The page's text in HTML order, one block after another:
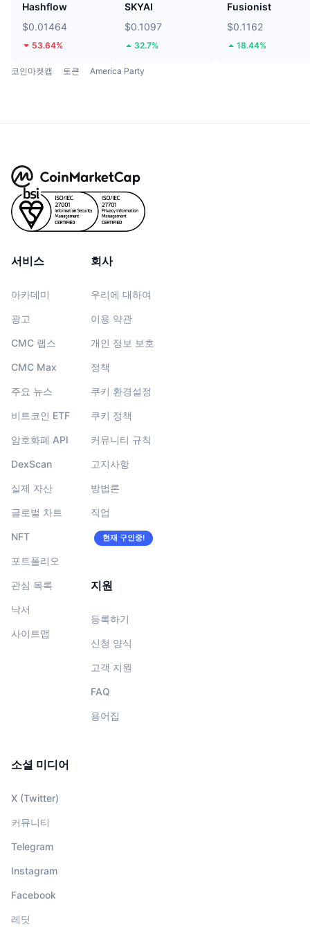
Hashflow
$0.01464
53.64%
SKYAI
$0.1097
32.7%
Fusionist
$0.1162
18.44%
코인마켓캡 토큰 America Party
서비스
아카데미
광고
CMC 랩스
CMC Max
주요 뉴스
비트코인 ETF
암호화폐 API
DexScan
실제 자산
글로벌 차트
NFT
포트폴리오
관심 목록
낙서
사이트맵
회사
우리에 대하여
이용 약관
개인 정보 보호
정책
쿠키 환경설정
쿠키 정책
커뮤니티 규칙
고지사항
방법론
직업
현재 구인중!
지원
등록하기
신청 양식
고객 지원
FAQ
용어집
소셜 미디어
X (Twitter)
커뮤니티
Telegram
Instagram
Facebook
레딧